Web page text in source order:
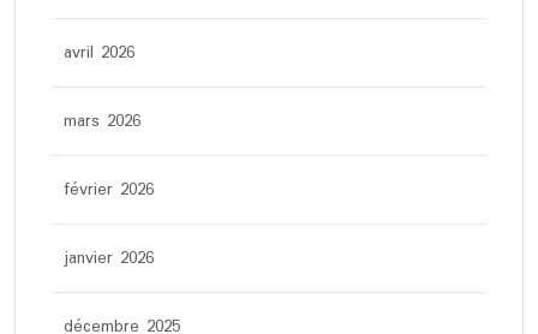
avril 2026
mars 2026
février 2026
janvier 2026
décembre 2025